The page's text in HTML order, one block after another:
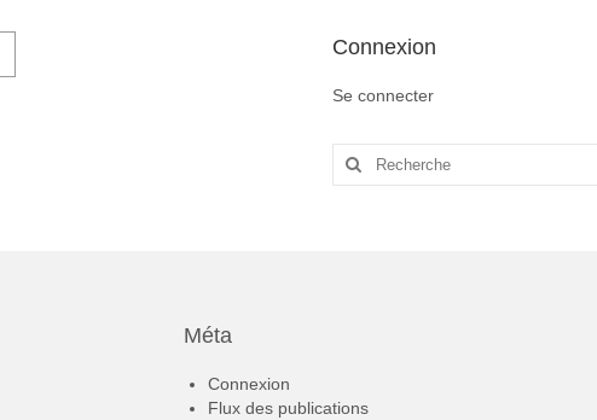
Connexion
Se connecter
Rechercher
Méta
Connexion
Flux des publications